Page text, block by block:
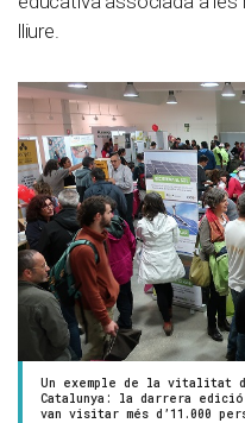
lliure.
Un exemple de la vitalitat
Catalunya: la darrera
van visitar més d’11.000